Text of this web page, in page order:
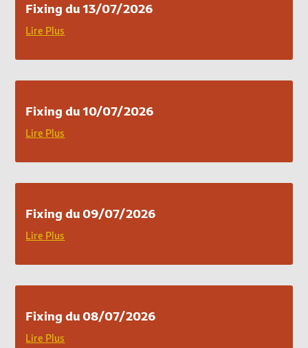
Fixing du 13/07/2026
Lire Plus
Fixing du 10/07/2026
Lire Plus
Fixing du 09/07/2026
Lire Plus
Fixing du 08/07/2026
Lire Plus